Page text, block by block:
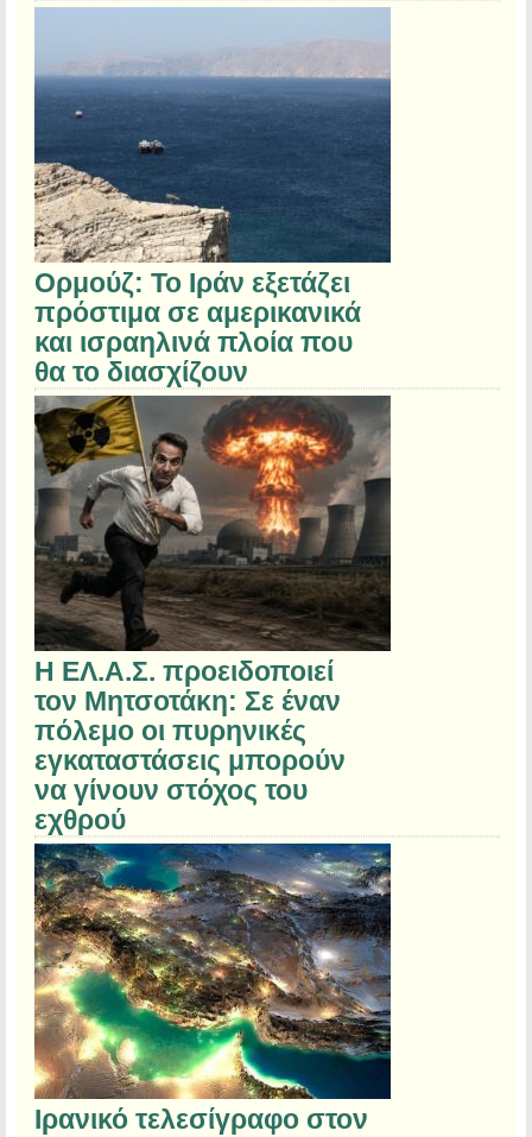
Ορμούζ: Το Ιράν εξετάζει
πρόστιμα σε αμερικανικά
και ισραηλινά πλοία που
θα το διασχίζουν
Η ΕΛ.Α.Σ. προειδοποιεί
τον Μητσοτάκη: Σε έναν
πόλεμο οι πυρηνικές
εγκαταστάσεις μπορούν
να γίνουν στόχος του
εχθρού
Ιρανικό τελεσίγραφο στον